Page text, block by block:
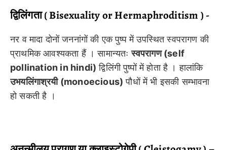
द्विलिंगता ( Bisexuality or Hermaphroditism ) -
नर व मादा दोनों जननांगों की एक पुष्प में उपस्थित स्वपरागण की
प्राथमिक आवश्यकता हैं । सामान्यतःस्वपरागण (self
pollination in hindi) द्विलिंगी पुष्पों में होता है । हालांकि
उभयलिंगाश्रयी (monoecious) पौधों में भी इसकी सम्भावना
हो सकती है ।